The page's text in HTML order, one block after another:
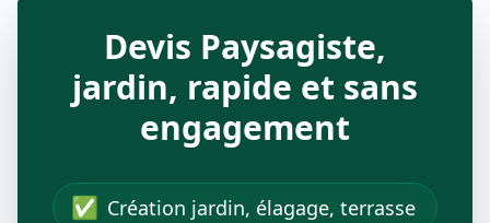
Devis Paysagiste,
jardin, rapide et sans
engagement
✅ Création jardin, élagage, terrasse